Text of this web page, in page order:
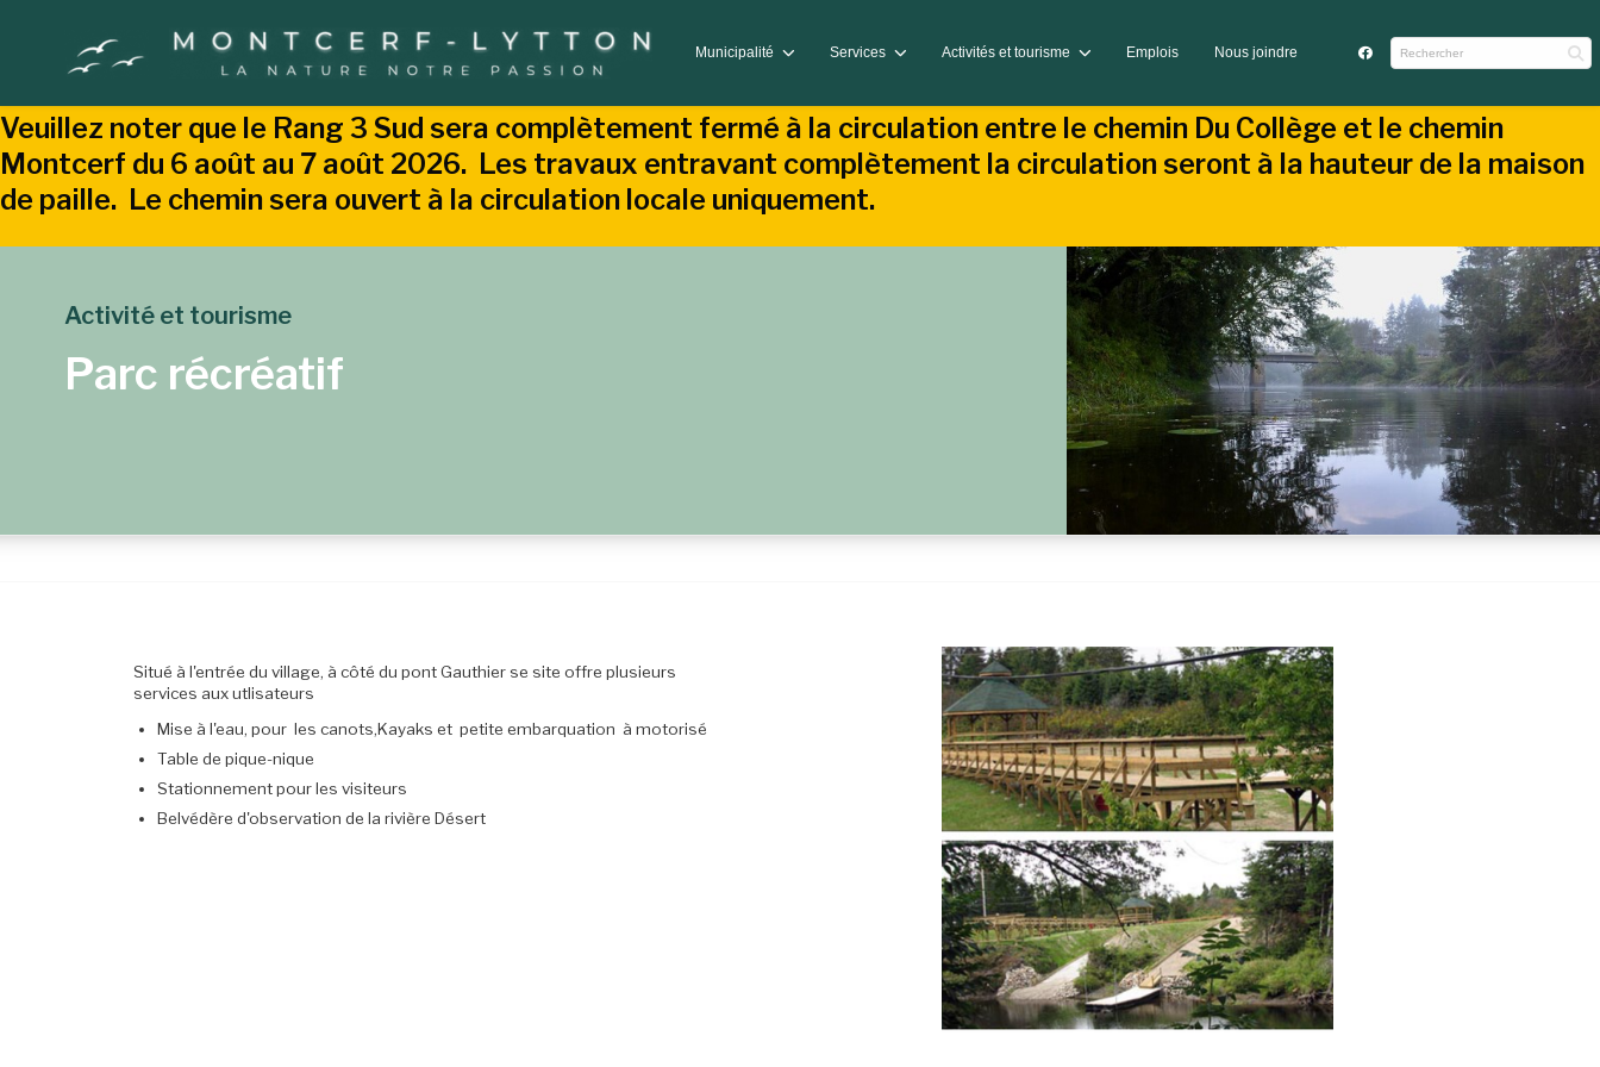
Municipalité Services Activités et tourisme Emplois Nous joindre
Veuillez noter que le Rang 3 Sud sera complètement fermé à la circulation entre le chemin Du Collège et le chemin
Montcerf du 6 août au 7 août 2026. Les travaux entravant complètement la circulation seront à la hauteur de la maison
de paille. Le chemin sera ouvert à la circulation locale uniquement.
Activité et tourisme
Parc récréatif
Situé à l'entrée du village, à côté du pont Gauthier se site offre plusieurs
services aux utlisateurs
Mise à l'eau, pour les canots,Kayaks et petite embarquation à motorisé
Table de pique-nique
Stationnement pour les visiteurs
Belvédère d'observation de la rivière Désert